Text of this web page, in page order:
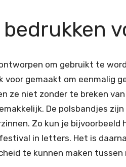
om gebruikt te
voor gemaakt om eenmalig
ze niet zonder te breken
De polsbandjes
Zo kun je
in letters. Het is
te kunnen maken tussen